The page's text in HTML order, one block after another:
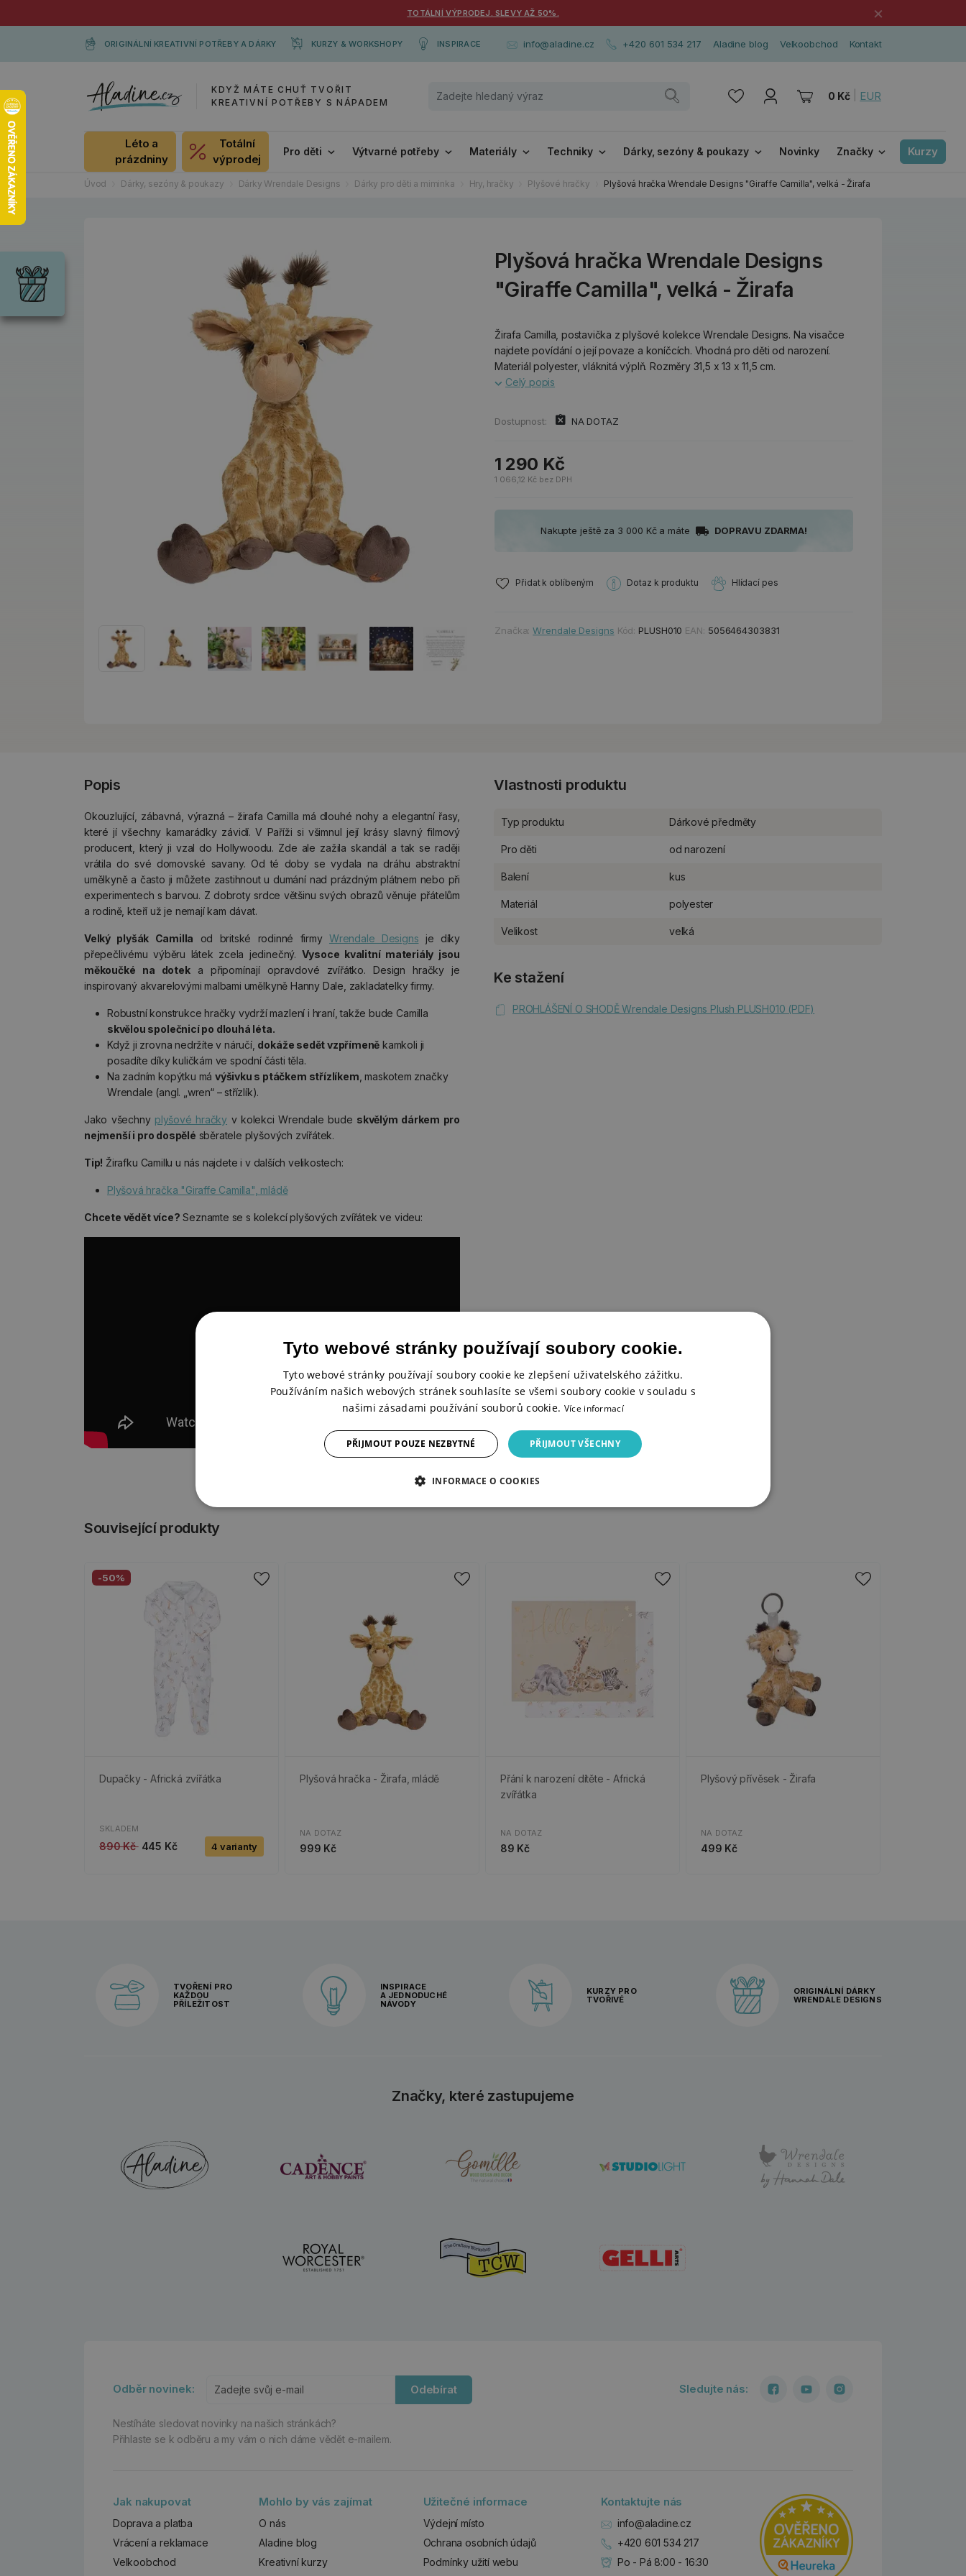
TOTÁLNÍ VÝPRODEJ. SLEVY AŽ 50%. ×
ORIGINÁLNÍ KREATIVNÍ POTŘEBY A DÁRKY KURZY & WORKSHOPY INSPIRACE info@aladine.cz +420 601 534 217 Aladine blog Velkoobchod Kontakt
KDYŽ MÁTE CHUŤ TVOŘIT
KREATIVNÍ POTŘEBY S NÁPADEM
0 Kč EUR
Léto a
prázdniny
Totální
výprodej
Pro děti Výtvarné potřeby Materiály Techniky Dárky, sezóny & poukazy Novinky Značky Kurzy
Úvod Dárky, sezóny & poukazy Dárky Wrendale Designs Dárky pro děti a miminka Hry, hračky Plyšové hračky Plyšová hračka Wrendale Designs "Giraffe Camilla", velká - Žirafa
Plyšová hračka Wrendale Designs
"Giraffe Camilla", velká - Žirafa
Žirafa Camilla, postavička z plyšové kolekce Wrendale Designs. Na visačce
najdete povídání o její povaze a koníčcích. Vhodná pro děti od narození.
Materiál polyester, vláknitá výplň. Rozměry 31,5 x 13 x 11,5 cm.
Celý popis
Dostupnost: NA DOTAZ
1 290 Kč
1 066,12 Kč bez DPH
Nakupte ještě za 3 000 Kč a máte DOPRAVU ZDARMA!
Přidat k oblíbeným Dotaz k produktu Hlídací pes
Značka:Wrendale Designs Kód: PLUSH010 EAN: 5056464303831
Popis
Okouzlující, zábavná, výrazná – žirafa Camilla má dlouhé nohy a elegantní řasy,
které jí všechny kamarádky závidí. V Paříži si všimnul její krásy slavný filmový
producent, který ji vzal do Hollywoodu. Zde ale zažila skandál a tak se raději
vrátila do své domovské savany. Od té doby se vydala na dráhu abstraktní
umělkyně a často ji můžete zastihnout u dumání nad prázdným plátnem nebo při
experimentech s barvou. Z dobroty srdce většinu svých obrazů věnuje přátelům
a rodině, kteří už je nemají kam dávat.
Velký plyšák Camilla od britské rodinné firmy Wrendale Designs je díky
přepečlivému výběru látek zcela jedinečný. Vysoce kvalitní materiály jsou
měkoučké na doteka připomínají opravdové zvířátko. Design hračky je
inspirovaný akvarelovými malbami umělkyně Hanny Dale, zakladatelky firmy.
Robustní konstrukce hračky vydrží mazlení i hraní, takže bude Camilla
skvělou společnicí po dlouhá léta.
Když ji zrovna nedržíte v náručí, dokáže sedět vzpřímeně kamkoli ji
posadíte díky kuličkám ve spodní části těla.
Na zadním kopýtku má výšivku s ptáčkem střízlíkem , maskotem značky
Wrendale (angl. „wren“ – střízlík).
Jako všechny plyšové hračky v kolekci Wrendale bude skvělým dárkem pro
nejmenší i pro dospělé sběratele plyšových zvířátek.
Tip! Žirafku Camillu u nás najdete i v dalších velikostech:
Plyšová hračka "Giraffe Camilla", mládě
Chcete vědět více? Seznamte se s kolekcí plyšových zvířátek ve videu:
Vlastnosti produktu
Typ produktu Dárkové předměty
Pro děti od narození
Balení kus
Materiál polyester
Velikost velká
Ke stažení
PROHLÁŠENÍ O SHODĚ Wrendale Designs Plush PLUSH010 (PDF)
Související produkty
-50%
Dupačky - Africká zvířátka
SKLADEM
890 Kč 445 Kč 4 varianty
Plyšová hračka - Žirafa, mládě
NA DOTAZ
999 Kč
Přání k narození dítěte - Africká
zvířátka
NA DOTAZ
89 Kč
Plyšový přívěsek - Žirafa
NA DOTAZ
499 Kč
TVOŘENÍ PRO
KAŽDOU
PŘÍLEŽITOST
INSPIRACE
A JEDNODUCHÉ
NÁVODY
KURZY PRO
TVOŘIVÉ
ORIGINÁLNÍ DÁRKY
WRENDALE DESIGNS
Značky, které zastupujeme
Odběr novinek: Odebírat
Nestíháte sledovat novinky na našich stránkách?
Přihlaste se k odběru a my vám o nich dáme vědět e-mailem.
Sledujte nás:
Jak nakupovat
Doprava a platba
Vrácení a reklamace
Velkoobchod
Mohlo by vás zajímat
O nás
Aladine blog
Kreativní kurzy
Užitečné informace
Výdejní místo
Ochrana osobních údajů
Podmínky užití webu
Kontaktujte nás
info@aladine.cz
+420 601 534 217
Po - Pá 8:00 - 16:30
Tyto webové stránky používají soubory cookie.
Tyto webové stránky používají soubory cookie ke zlepšení uživatelského zážitku.
Používáním našich webových stránek souhlasíte se všemi soubory cookie v souladu s
našimi zásadami používání souborů cookie. Více informací
PŘIJMOUT VŠECHNY
PŘIJMOUT POUZE NEZBYTNÉ
INFORMACE O COOKIES